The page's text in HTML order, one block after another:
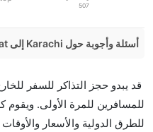
507
أسئلة وأجوبة حول Karachi إلى Muscat الرحلات الجوية
مباشرة من إلىمسقط مما
الأخرى؟
قد يبدو حجز التذاكر للسفر
للمسافرين للمرة الأولى. ويقوم
للطرق الدولية والأسعار